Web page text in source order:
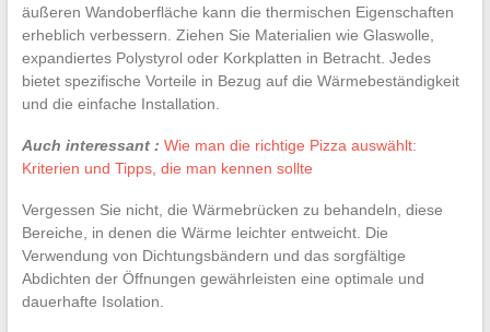
äußeren Wandoberfläche kann die thermischen Eigenschaften
erheblich verbessern. Ziehen Sie Materialien wie Glaswolle,
expandiertes Polystyrol oder Korkplatten in Betracht. Jedes
bietet spezifische Vorteile in Bezug auf die Wärmebeständigkeit
und die einfache Installation.
Auch interessant : Wie man die richtige Pizza auswählt:
Kriterien und Tipps, die man kennen sollte
Vergessen Sie nicht, die Wärmebrücken zu behandeln, diese
Bereiche, in denen die Wärme leichter entweicht. Die
Verwendung von Dichtungsbändern und das sorgfältige
Abdichten der Öffnungen gewährleisten eine optimale und
dauerhafte Isolation.